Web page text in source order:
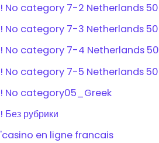
! No category 7-2 Netherlands 50
! No category 7-3 Netherlands 50
! No category 7-4 Netherlands 50
! No category 7-5 Netherlands 50
! No category05_Greek
! Без рубрики
'casino en ligne francais